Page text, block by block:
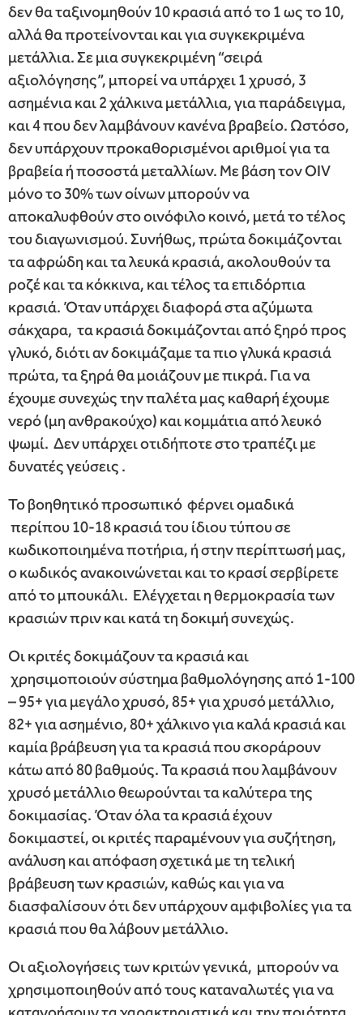
δεν θα ταξινομηθούν 10 κρασιά από το 1 ως το 10,
αλλά θα προτείνονται και για συγκεκριμένα
μετάλλια. Σε μια συγκεκριμένη “σειρά
αξιολόγησης”, μπορεί να υπάρχει 1 χρυσό, 3
ασημένια και 2 χάλκινα μετάλλια, για παράδειγμα,
και 4 που δεν λαμβάνουν κανένα βραβείο. Ωστόσο,
δεν υπάρχουν προκαθορισμένοι αριθμοί για τα
βραβεία ή ποσοστά μεταλλίων. Με βάση τον OIV
μόνο το 30% των οίνων μπορούν να
αποκαλυφθούν στο οινόφιλο κοινό, μετά το τέλος
του διαγωνισμού. Συνήθως, πρώτα δοκιμάζονται
τα αφρώδη και τα λευκά κρασιά, ακολουθούν τα
ροζέ και τα κόκκινα, και τέλος τα επιδόρπια
κρασιά. Όταν υπάρχει διαφορά στα αζύμωτα
σάκχαρα, τα κρασιά δοκιμάζονται από ξηρό προς
γλυκό, διότι αν δοκιμάζαμε τα πιο γλυκά κρασιά
πρώτα, τα ξηρά θα μοιάζουν με πικρά. Για να
έχουμε συνεχώς την παλέτα μας καθαρή έχουμε
νερό (μη ανθρακούχο) και κομμάτια από λευκό
ψωμί. Δεν υπάρχει οτιδήποτε στο τραπέζι με
δυνατές γεύσεις .
Το βοηθητικό προσωπικό φέρνει ομαδικά
περίπου 10-18 κρασιά του ίδιου τύπου σε
κωδικοποιημένα ποτήρια, ή στην περίπτωσή μας,
ο κωδικός ανακοινώνεται και το κρασί σερβίρετε
από το μπουκάλι. Ελέγχεται η θερμοκρασία των
κρασιών πριν και κατά τη δοκιμή συνεχώς.
Οι κριτές δοκιμάζουν τα κρασιά και
χρησιμοποιούν σύστημα βαθμολόγησης από 1-100
– 95+ για μεγάλο χρυσό, 85+ για χρυσό μετάλλιο,
82+ για ασημένιο, 80+ χάλκινο για καλά κρασιά και
καμία βράβευση για τα κρασιά που σκοράρουν
κάτω από 80 βαθμούς. Τα κρασιά που λαμβάνουν
χρυσό μετάλλιο θεωρούνται τα καλύτερα της
δοκιμασίας. Όταν όλα τα κρασιά έχουν
δοκιμαστεί, οι κριτές παραμένουν για συζήτηση,
ανάλυση και απόφαση σχετικά με τη τελική
βράβευση των κρασιών, καθώς και για να
διασφαλίσουν ότι δεν υπάρχουν αμφιβολίες για τα
κρασιά που θα λάβουν μετάλλιο.
Οι αξιολογήσεις των κριτών γενικά, μπορούν να
χρησιμοποιηθούν από τους καταναλωτές για να